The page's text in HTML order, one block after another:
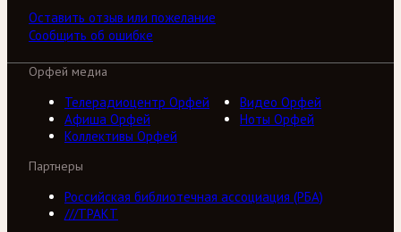
Оставить отзыв или пожелание
Сообщить об ошибке
Орфей медиа
Телерадиоцентр Орфей
Видео Орфей
Афиша Орфей
Ноты Орфей
Коллективы Орфей
Партнеры
Российская библиотечная ассоциация (РБА)
///ТРАКТ